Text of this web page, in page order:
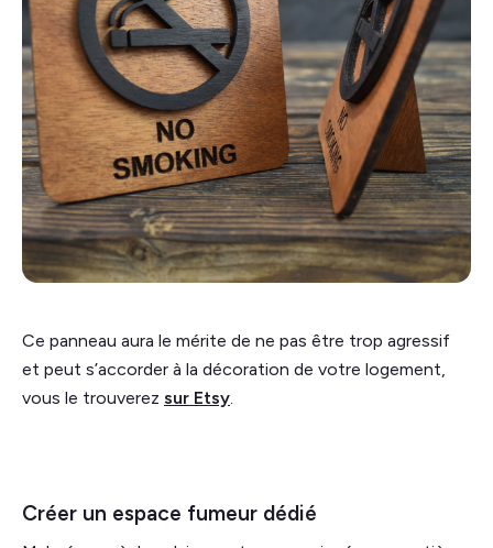
Ce panneau aura le mérite de ne pas être trop agressif
et peut s’accorder à la décoration de votre logement,
vous le trouverez sur Etsy
Créer un espace fumeur dédié